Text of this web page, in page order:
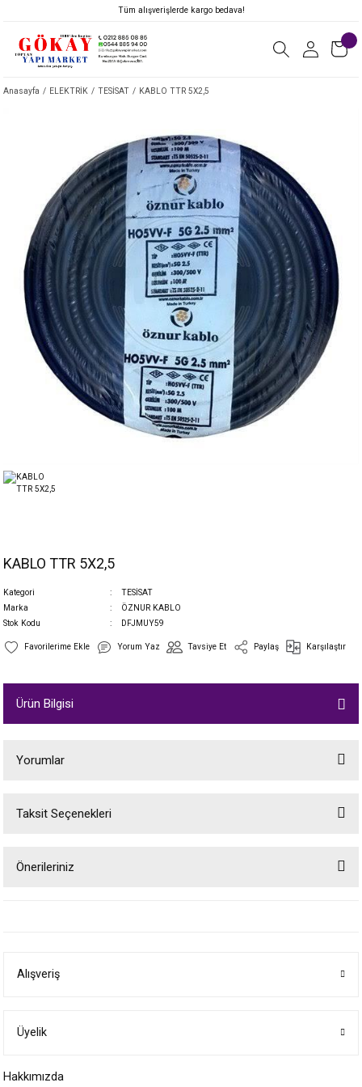
Tüm alışverişlerde kargo bedava!
Anasayfa ELEKTRİK TESİSAT KABLO TTR 5X2,5
KABLO TTR 5X2,5
Kategori
TESİSAT
Marka
ÖZNUR KABLO
Stok Kodu
DFJMUY59
Yorum Yaz Tavsiye Et Paylaş Karşılaştır
Ürün Bilgisi
Yorumlar
Taksit Seçenekleri
Önerileriniz
Ürün bilgilerinde hatalar bulunuyor.
Bu ürüne benzer farklı alternatifler olmalı.
Alışveriş
Üyelik
Hakkımızda